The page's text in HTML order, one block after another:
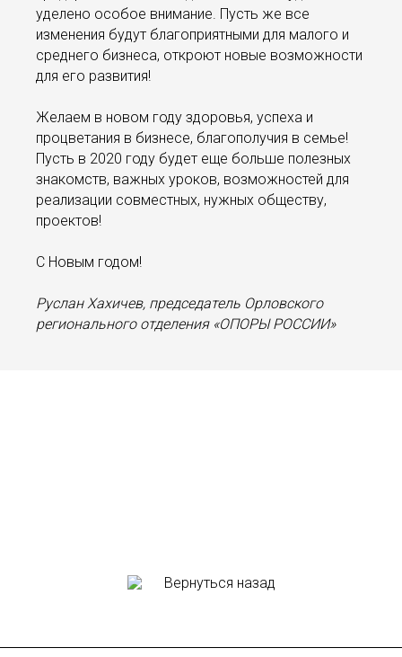
уделено особое внимание. Пусть же все
изменения будут благоприятными для малого и
среднего бизнеса, откроют новые возможности
для его развития!
Желаем в новом году здоровья, успеха и
процветания в бизнесе, благополучия в семье!
Пусть в 2020 году будет еще больше полезных
знакомств, важных уроков, возможностей для
реализации совместных, нужных обществу,
проектов!
С Новым годом!
Руслан Хахичев, председатель Орловского
регионального отделения «ОПОРЫ РОССИИ»
Вернуться назад